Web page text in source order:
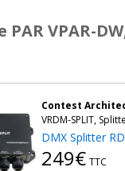
VPAR-
Contest
VRDM-SPLIT,
DMX Splitter
249€ TTC